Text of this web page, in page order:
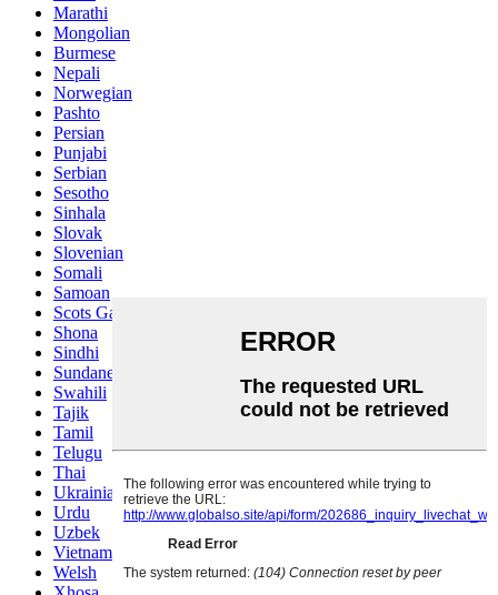
Marathi
Mongolian
Burmese
Nepali
Norwegian
Pashto
Persian
Punjabi
Serbian
Sesotho
Sinhala
Slovak
Slovenian
Somali
Samoan
Scots Gaelic
Shona
Sindhi
Sundanese
Swahili
Tajik
Tamil
Telugu
Thai
Ukrainian
Urdu
Uzbek
Vietnamese
Welsh